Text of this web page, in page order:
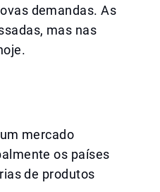
demandas. As
mas nas
mercado
os países
de produtos